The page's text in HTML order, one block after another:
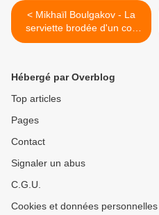
< Mikhaïl Boulgakov - La
serviette brodée d'un coq
(Récits d'un jeune médecin
Hébergé par Overblog
Top articles
Pages
Contact
Signaler un abus
C.G.U.
Cookies et données personnelles